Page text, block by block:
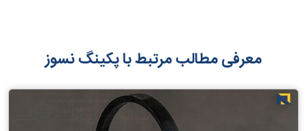
معرفی مطالب مرتبط با پکینگ نسوز